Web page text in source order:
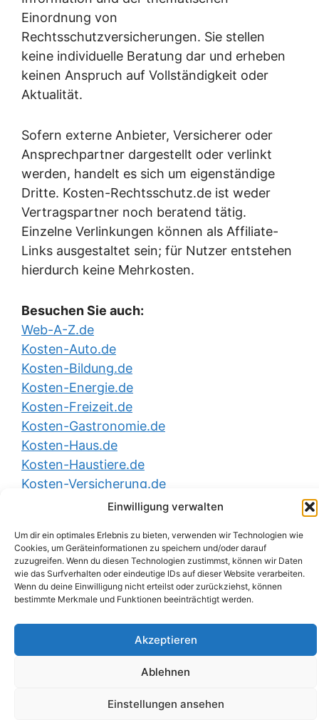
Einwilligung verwalten
Um dir ein optimales Erlebnis zu bieten, verwenden wir Technologien wie
Cookies, um Geräteinformationen zu speichern und/oder darauf
zuzugreifen. Wenn du diesen Technologien zustimmst, können wir Daten
wie das Surfverhalten oder eindeutige IDs auf dieser Website verarbeiten.
Wenn du deine Einwilligung nicht erteilst oder zurückziehst, können
bestimmte Merkmale und Funktionen beeinträchtigt werden.
Akzeptieren
Ablehnen
Einstellungen ansehen
Einordnung von
Rechtsschutzversicherungen. Sie stellen
keine individuelle Beratung dar und erheben
keinen Anspruch auf Vollständigkeit oder
Aktualität.
Sofern externe Anbieter, Versicherer oder
Ansprechpartner dargestellt oder verlinkt
werden, handelt es sich um eigenständige
Dritte. Kosten-Rechtsschutz.de ist weder
Vertragspartner noch beratend tätig.
Einzelne Verlinkungen können als Affiliate-
Links ausgestaltet sein; für Nutzer entstehen
hierdurch keine Mehrkosten.
Besuchen Sie auch:
Web-A-Z.de
Kosten-Auto.de
Kosten-Bildung.de
Kosten-Energie.de
Kosten-Freizeit.de
Kosten-Gastronomie.de
Kosten-Haus.de
Kosten-Haustiere.de
Kosten-Versicherung.de
YouTubeLinkedInX (Twitter)
Impressum|Datenschutzerklärung|
Nutzungsbedingungen|AGB|Barrierefreiheit| ©